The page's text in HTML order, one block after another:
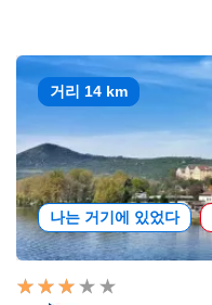
거리 14 km
나는 거기에 있었다